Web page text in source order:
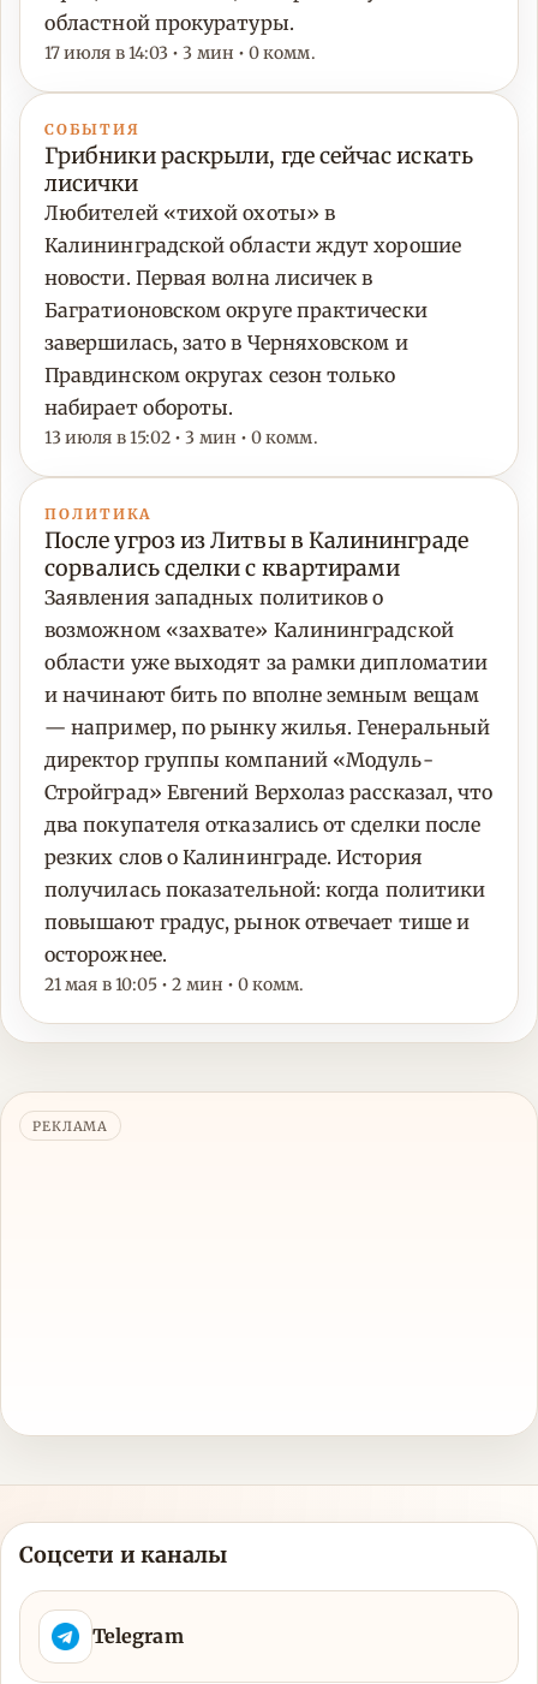
областной прокуратуры.
17 июля в 14:03 • 3 мин • 0 комм.
СОБЫТИЯ
Грибники раскрыли, где сейчас искать
лисички
Любителей «тихой охоты» в
Калининградской области ждут хорошие
новости. Первая волна лисичек в
Багратионовском округе практически
завершилась, зато в Черняховском и
Правдинском округах сезон только
набирает обороты.
13 июля в 15:02 • 3 мин • 0 комм.
ПОЛИТИКА
После угроз из Литвы в Калининграде
сорвались сделки с квартирами
Заявления западных политиков о
возможном «захвате» Калининградской
области уже выходят за рамки дипломатии
и начинают бить по вполне земным вещам
— например, по рынку жилья. Генеральный
директор группы компаний «Модуль-
Стройград» Евгений Верхолаз рассказал, что
два покупателя отказались от сделки после
резких слов о Калининграде. История
получилась показательной: когда политики
повышают градус, рынок отвечает тише и
осторожнее.
21 мая в 10:05 • 2 мин • 0 комм.
РЕКЛАМА
Соцсети и каналы
Telegram